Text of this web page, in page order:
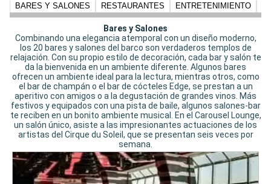
BARES Y SALONES RESTAURANTES ENTRETENIMIENTO
Bares y Salones
Combinando una elegancia atemporal con un diseño moderno,
los 20 bares y salones del barco son verdaderos templos de
relajación. Con su propio estilo de decoración, cada bar y salón te
da la bienvenida en un ambiente diferente. Algunos bares
ofrecen un ambiente ideal para la lectura, mientras otros, como
el bar de champán o el bar de cócteles Edge, se prestan a un
aperitivo con amigos o a la degustación de grandes vinos. Más
festivos y equipados con una pista de baile, algunos salones-bar
te reciben en un bonito ambiente musical. En el Carousel Lounge,
un salón único, asiste a las impresionantes actuaciones de los
artistas del Cirque du Soleil, que se presentan seis veces por
semana.